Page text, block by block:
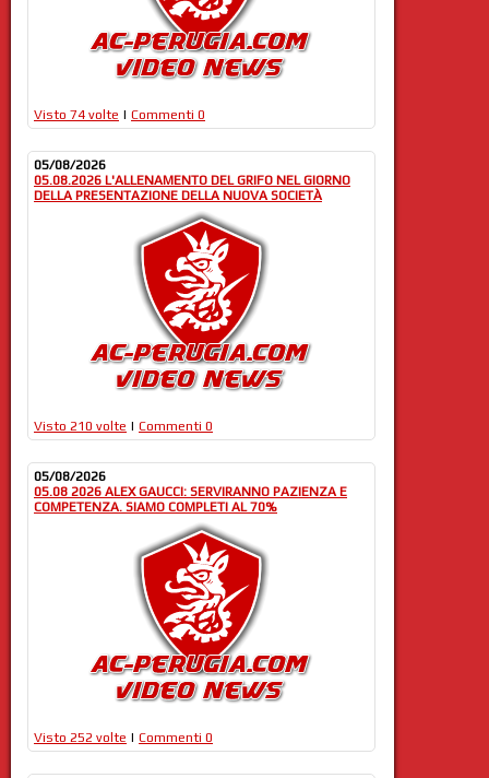
Visto 74 volte | Commenti 0
05/08/2026
05.08.2026 L'ALLENAMENTO DEL GRIFO NEL GIORNO
DELLA PRESENTAZIONE DELLA NUOVA SOCIETÀ
Visto 210 volte | Commenti 0
05/08/2026
05.08 2026 ALEX GAUCCI: SERVIRANNO PAZIENZA E
COMPETENZA. SIAMO COMPLETI AL 70%
Visto 252 volte | Commenti 0